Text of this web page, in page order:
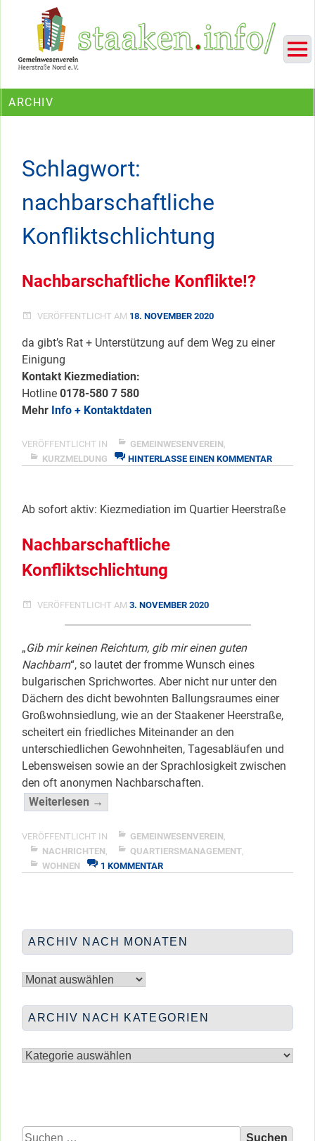
Ein Projekt des Gemeinwesenvereins Heerstraße Nord
ARCHIV
Schlagwort:
nachbarschaftliche
Konfliktschlichtung
Nachbarschaftliche Konflikte!?
VERÖFFENTLICHT AM 18. NOVEMBER 2020
da gibt’s Rat + Unterstützung auf dem Weg zu einer
Einigung
Kontakt Kiezmediation:
Hotline 0178-580 7 580
Mehr Info + Kontaktdaten
VERÖFFENTLICHT IN GEMEINWESENVEREIN,
KURZMELDUNG
HINTERLASSE EINEN KOMMENTARZU
Ab sofort aktiv: Kiezmediation im Quartier Heerstraße
Nachbarschaftliche
Konfliktschlichtung
VERÖFFENTLICHT AM 3. NOVEMBER 2020
„Gib mir keinen Reichtum, gib mir einen guten
Nachbarn“, so lautet der fromme Wunsch eines
bulgarischen Sprichwortes. Aber nicht nur unter den
Dächern des dicht bewohnten Ballungsraumes einer
Großwohnsiedlung, wie an der Staakener Heerstraße,
scheitert ein friedliches Miteinander an den
unterschiedlichen Gewohnheiten, Tagesabläufen und
Lebensweisen sowie an der Sprachlosigkeit zwischen
den oft anonymen Nachbarschaften.
Weiterlesen →
</span
VERÖFFENTLICHT IN GEMEINWESENVEREIN
NACHRICHTEN
QUARTIERSMANAGEMENT
WOHNEN
1 KOMMENTARZU
NACHBARSCHAFTLICHE
ARCHIV NACH MONATEN
nach
ARCHIV NACH KATEGORIEN
nach
Suchen